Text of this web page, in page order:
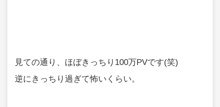
見ての通り、ほぼきっちり100万PVです(笑)
逆にきっちり過ぎて怖いくらい。